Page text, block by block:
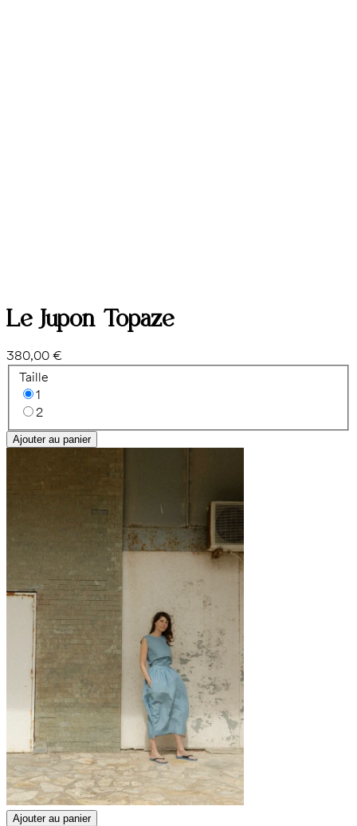
Le Jupon Topaze
380,00 €
Taille
1
2
Ajouter au panier
Ajouter au panier